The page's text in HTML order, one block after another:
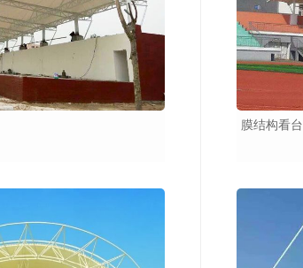
膜结构看台